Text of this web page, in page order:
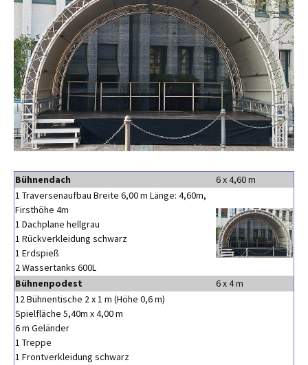
Bühnendach
6 x 4,60 m
1 Traversenaufbau Breite 6,00 m Länge: 4,60m,
Firsthöhe 4m
1 Dachplane hellgrau
1 Rückverkleidung schwarz
1 Erdspieß
2 Wassertanks 600L
Bühnenpodest
6 x 4 m
12 Bühnentische 2 x 1 m (Höhe 0,6 m)
Spielfläche 5,40m x 4,00 m
6 m Geländer
1 Treppe
1 Frontverkleidung schwarz